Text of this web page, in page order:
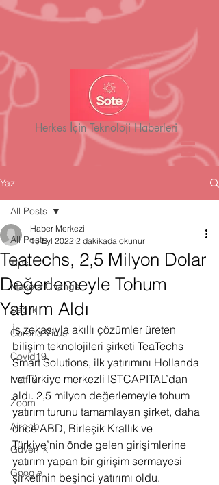
Herkes İçin Teknoloji Haberleri
Yazı
All Posts
Tips
Make a Change
Sağlık
Corona Virus
Covid19
Netflix
Zoom
Airbnb
Güvenlik
Google
All Posts
Teatechs, 2,5 Milyon Dolar
Değerlemeyle Tohum
Yatırım Aldı
Haber Merkezi
15 Eyl 2022 2 dakikada okunur
İş zekasıyla akıllı çözümler üreten
bilişim teknolojileri şirketi TeaTechs
Smart Solutions, ilk yatırımını Hollanda
ve Türkiye merkezli ISTCAPITAL’dan
aldı. 2,5 milyon değerlemeyle tohum
yatırım turunu tamamlayan şirket, daha
önce ABD, Birleşik Krallık ve
Türkiye’nin önde gelen girişimlerine
yatırım yapan bir girişim sermayesi
şirketinin beşinci yatırımı oldu.